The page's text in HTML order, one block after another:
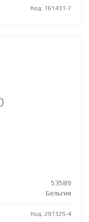
Код: 161431-7
53589
Бельгия
Код: 297325-4